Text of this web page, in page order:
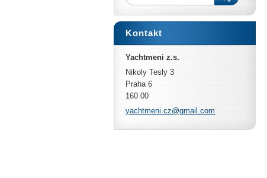
Kontakt
Yachtmeni z.s.
Nikoly Tesly 3
Praha 6
160 00
yachtmeni.cz@gmail.com